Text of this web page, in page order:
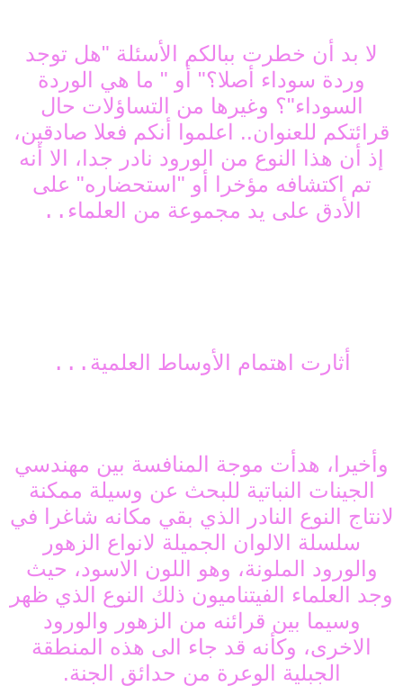
لا بد أن خطرت ببالكم الأسئلة "هل توجد
وردة سوداء أصلا؟" أو " ما هي الوردة
السوداء"؟ وغيرها من التساؤلات حال
قرائتكم للعنوان.. اعلموا أنكم فعلا صادقين،
إذ أن هذا النوع من الورود نادر جدا، الا أنه
تم اكتشافه مؤخرا أو "استحضاره" على
الأدق على يد مجموعة من العلماء ..
أثارت اهتمام الأوساط العلمية ...
وأخيرا، هدأت موجة المنافسة بين مهندسي
الجينات النباتية للبحث عن وسيلة ممكنة
لانتاج النوع النادر الذي بقي مكانه شاغرا في
سلسلة الالوان الجميلة لانواع الزهور
والورود الملونة، وهو اللون الاسود، حيث
وجد العلماء الفيتناميون ذلك النوع الذي ظهر
وسيما بين قرائنه من الزهور والورود
الاخرى، وكأنه قد جاء الى هذه المنطقة
الجبلية الوعرة من حدائق الجنة.